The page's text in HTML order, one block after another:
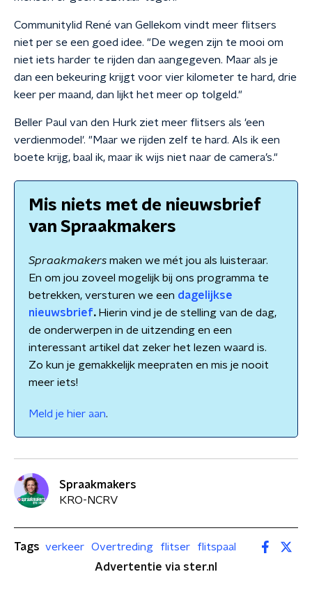
Communitylid René van Gellekom vindt meer flitsers
niet per se een goed idee. "De wegen zijn te mooi om
niet iets harder te rijden dan aangegeven. Maar als je
dan een bekeuring krijgt voor vier kilometer te hard, drie
keer per maand, dan lijkt het meer op tolgeld."
Beller Paul van den Hurk ziet meer flitsers als 'een
verdienmodel'. "Maar we rijden zelf te hard. Als ik een
boete krijg, baal ik, maar ik wijs niet naar de camera’s."
Mis niets met de nieuwsbrief
van Spraakmakers
Spraakmakers maken we mét jou als luisteraar.
En om jou zoveel mogelijk bij ons programma te
betrekken, versturen we een dagelijkse
nieuwsbrief.Hierin vind je de stelling van de dag,
de onderwerpen in de uitzending en een
interessant artikel dat zeker het lezen waard is.
Zo kun je gemakkelijk meepraten en mis je nooit
meer iets!
Meld je hier aan.
Spraakmakers
KRO-NCRV
Tags verkeer Overtreding flitser
flitspaal
Advertentie via ster.nl